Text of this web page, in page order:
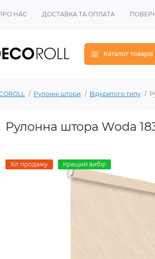
НАС ДОСТАВКА ТА ОПЛАТА
Каталог товарів
Рулонні штори Відкритого типу
Рулонна штора Woda
Хіт продажу Кращий вибір